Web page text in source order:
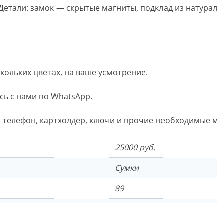
замок — скрытые магниты, подклад из
цветах, на ваше усмотрение.
с нами по WhatsApp.
картхолдер, ключи и прочие необходимые
25000 руб.
Сумки
89